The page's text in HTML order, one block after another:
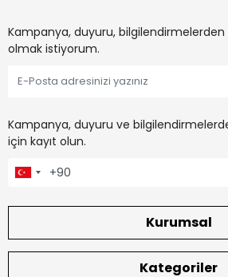
Kampanya, duyuru,
olmak istiyorum.
Kampanya, duyuru ve
için kayıt olun.
Kurumsal
Kategoriler